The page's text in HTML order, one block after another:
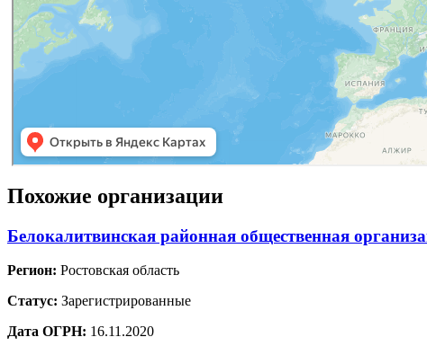
Похожие организации
Белокалитвинская районная общественная
Регион: Ростовская область
Статус: Зарегистрированные
Дата ОГРН: 16.11.2020